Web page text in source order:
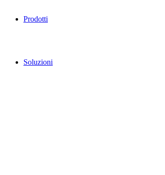
Prodotti
Soluzioni